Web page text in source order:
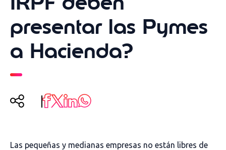
presentar las Pymes
a Hacienda?
Las pequeñas y medianas empresas no están libres de